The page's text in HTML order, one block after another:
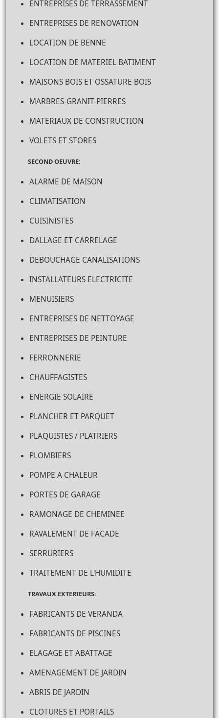
ENTREPRISES DE TERRASSEMENT
ENTREPRISES DE RENOVATION
LOCATION DE BENNE
LOCATION DE MATERIEL BATIMENT
MAISONS BOIS ET OSSATURE BOIS
MARBRES-GRANIT-PIERRES
MATERIAUX DE CONSTRUCTION
VOLETS ET STORES
SECOND OEUVRE:
ALARME DE MAISON
CLIMATISATION
CUISINISTES
DALLAGE ET CARRELAGE
DEBOUCHAGE CANALISATIONS
INSTALLATEURS ELECTRICITE
MENUISIERS
ENTREPRISES DE NETTOYAGE
ENTREPRISES DE PEINTURE
FERRONNERIE
CHAUFFAGISTES
ENERGIE SOLAIRE
PLANCHER ET PARQUET
PLAQUISTES / PLATRIERS
PLOMBIERS
POMPE A CHALEUR
PORTES DE GARAGE
RAMONAGE DE CHEMINEE
RAVALEMENT DE FACADE
SERRURIERS
TRAITEMENT DE L'HUMIDITE
TRAVAUX EXTERIEURS:
FABRICANTS DE VERANDA
FABRICANTS DE PISCINES
ELAGAGE ET ABATTAGE
AMENAGEMENT DE JARDIN
ABRIS DE JARDIN
CLOTURES ET PORTAILS